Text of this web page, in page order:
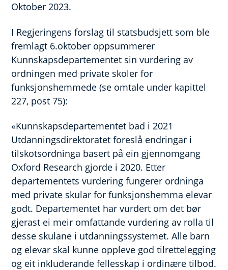
Oktober 2023.
I Regjeringens forslag til statsbudsjett som ble
fremlagt 6.oktober oppsummerer
Kunnskapsdepartementet sin vurdering av
ordningen med private skoler for
funksjonshemmede (se omtale under kapittel
227, post 75):
«Kunnskapsdepartementet bad i 2021
Utdanningsdirektoratet foreslå endringar i
tilskotsordninga basert på ein gjennomgang
Oxford Research gjorde i 2020. Etter
departementets vurdering fungerer ordninga
med private skular for funksjonshemma elevar
godt. Departementet har vurdert om det bør
gjerast ei meir omfattande vurdering av rolla til
desse skulane i utdanningssystemet. Alle barn
og elevar skal kunne oppleve god tilrettelegging
og eit inkluderande fellesskap i ordinære tilbod.